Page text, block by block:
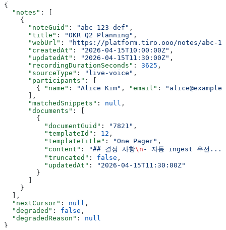
{
  "notes"
: [
    {
      "noteGuid"
: "abc-123-def" ,
      "title"
: "OKR Q2 Planning" ,
      "webUrl"
:
"https://platform.tiro.ooo/notes/abc-
      "createdAt"
: "2026-04-15T10:00:00Z" ,
      "updatedAt"
: "2026-04-15T11:30:00Z" ,
      "recordingDurationSeconds"
: 3625 ,
      "sourceType"
: "live-voice" ,
      "participants"
: [
        {
"name" : "Alice Kim" , "email" :
      ],
      "matchedSnippets"
: null ,
      "documents"
: [
        {
          "documentGuid"
: "7821" ,
          "templateId"
: 12 ,
          "templateTitle"
: "One Pager" ,
          "content"
: "## 결정 사항\n - 자동 ingest 우선...
          "truncated"
: false ,
          "updatedAt"
:
"2026-04-15T11:30:00Z"
        }
    }
  ],
  "nextCursor"
: null ,
  "degraded"
: false ,
  "degradedReason"
: null
}